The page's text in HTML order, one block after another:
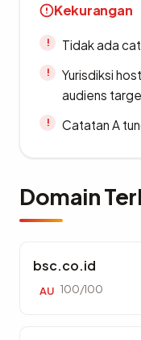
Kekurangan
Tidak ada
Yurisdiksi
audiens
Catatan A
Domain
bsc.co.id
AU 100/100